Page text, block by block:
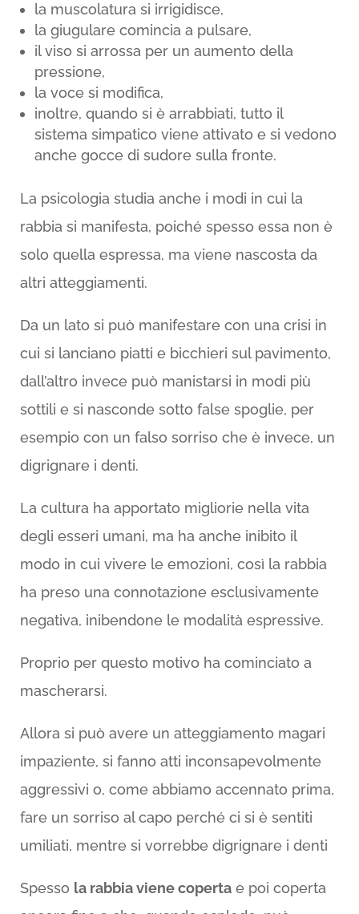
la muscolatura si irrigidisce,
la giugulare comincia a pulsare,
il viso si arrossa per un aumento della
pressione,
la voce si modifica,
inoltre, quando si è arrabbiati, tutto il
sistema simpatico viene attivato e si vedono
anche gocce di sudore sulla fronte.
La psicologia studia anche i modi in cui la
rabbia si manifesta, poiché spesso essa non è
solo quella espressa, ma viene nascosta da
altri atteggiamenti.
Da un lato si può manifestare con una crisi in
cui si lanciano piatti e bicchieri sul pavimento,
dall’altro invece può manistarsi in modi più
sottili e si nasconde sotto false spoglie, per
esempio con un falso sorriso che è invece, un
digrignare i denti.
La cultura ha apportato migliorie nella vita
degli esseri umani, ma ha anche inibito il
modo in cui vivere le emozioni, così la rabbia
ha preso una connotazione esclusivamente
negativa, inibendone le modalità espressive.
Proprio per questo motivo ha cominciato a
mascherarsi.
Allora si può avere un atteggiamento magari
impaziente, si fanno atti inconsapevolmente
aggressivi o, come abbiamo accennato prima,
fare un sorriso al capo perché ci si è sentiti
umiliati, mentre si vorrebbe digrignare i denti
Spesso la rabbia viene copertae poi coperta